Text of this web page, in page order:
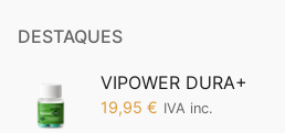
DESTAQUES
VIPOWER DURA+
19,95 € IVA inc.